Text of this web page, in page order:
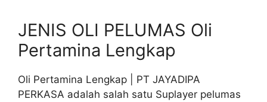
JENIS OLI PELUMAS Oli
Pertamina Lengkap
Oli Pertamina Lengkap | PT JAYADIPA
PERKASA adalah salah satu Suplayer pelumas